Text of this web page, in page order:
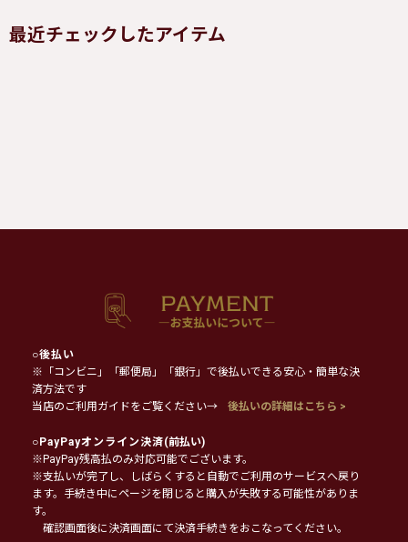
最近チェックしたアイテム
○後払い
※「コンビニ」「郵便局」「銀行」で後払いできる安心・簡単な決
済方法です
当店のご利用ガイドをご覧ください→
後払いの詳細はこちら >
○PayPayオンライン決済(前払い)
※PayPay残高払のみ対応可能でございます。
※支払いが完了し、しばらくすると自動でご利用のサービスへ戻り
ます。手続き中にページを閉じると購入が失敗する可能性がありま
す。
確認画面後に決済画面にて決済手続きをおこなってください。